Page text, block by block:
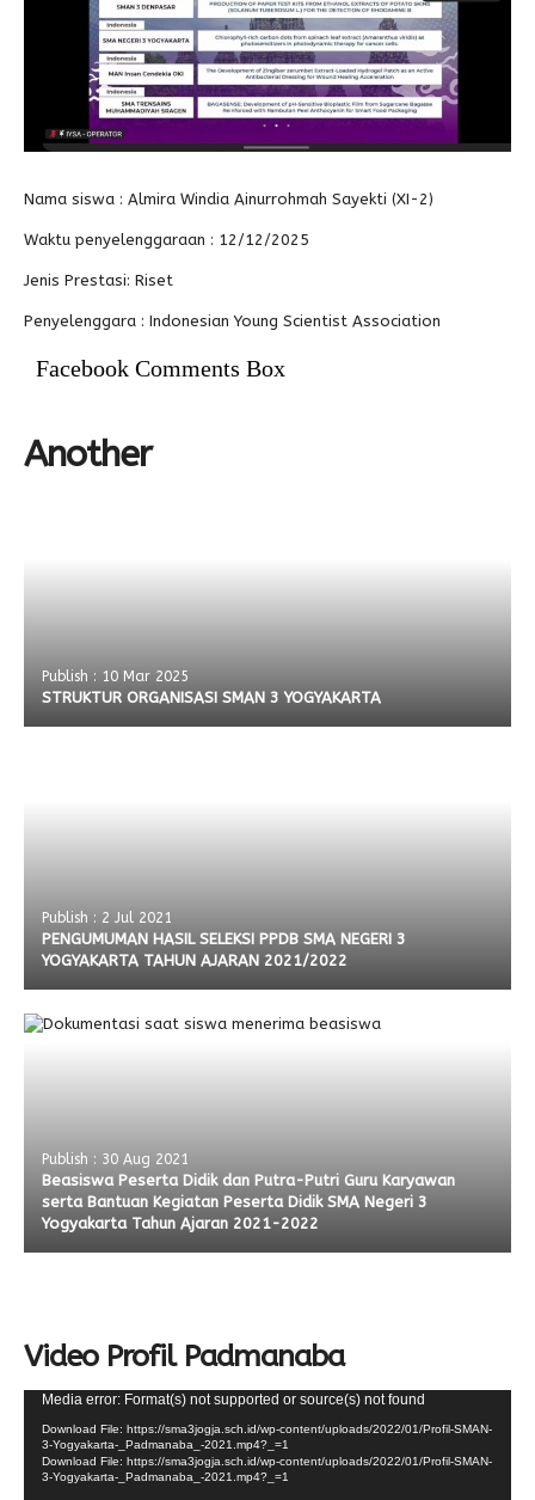
Antologi Puisi 1
Antologi Puisi 2
Antologi Puisi 3
Kegiatan Kemitraan
Penbes 2026
Nama siswa : Almira Windia Ainurrohmah Sayekti (XI-2)
Waktu penyelenggaraan : 12/12/2025
Jenis Prestasi: Riset
Penyelenggara : Indonesian Young Scientist Association
Facebook Comments Box
Another
Publish : 10 Mar 2025
STRUKTUR ORGANISASI SMAN 3 YOGYAKARTA
Publish : 2 Jul 2021
PENGUMUMAN HASIL SELEKSI PPDB SMA NEGERI 3
YOGYAKARTA TAHUN AJARAN 2021/2022
Publish : 30 Aug 2021
Beasiswa Peserta Didik dan Putra-Putri Guru Karyawan
serta Bantuan Kegiatan Peserta Didik SMA Negeri 3
Yogyakarta Tahun Ajaran 2021-2022
Video Profil Padmanaba
Video
Player
Media error: Format(s) not supported or source(s) not found
Download File: https://sma3jogja.sch.id/wp-content/uploads/2022/01/Profil-SMAN-
3-Yogyakarta-_Padmanaba_-2021.mp4?_=1
Download File: https://sma3jogja.sch.id/wp-content/uploads/2022/01/Profil-SMAN-
3-Yogyakarta-_Padmanaba_-2021.mp4?_=1